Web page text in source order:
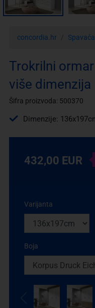
concordia.hr
Trokrilni
više dimenzija
Šifra proizvoda: 500370
Dimenzije:
432,00 EUR
Varijanta
Boja